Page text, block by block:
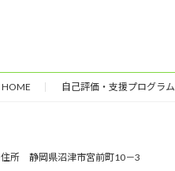
HOME 自己評価・支援プログラム
住所 静岡県沼津市宮前町10－3